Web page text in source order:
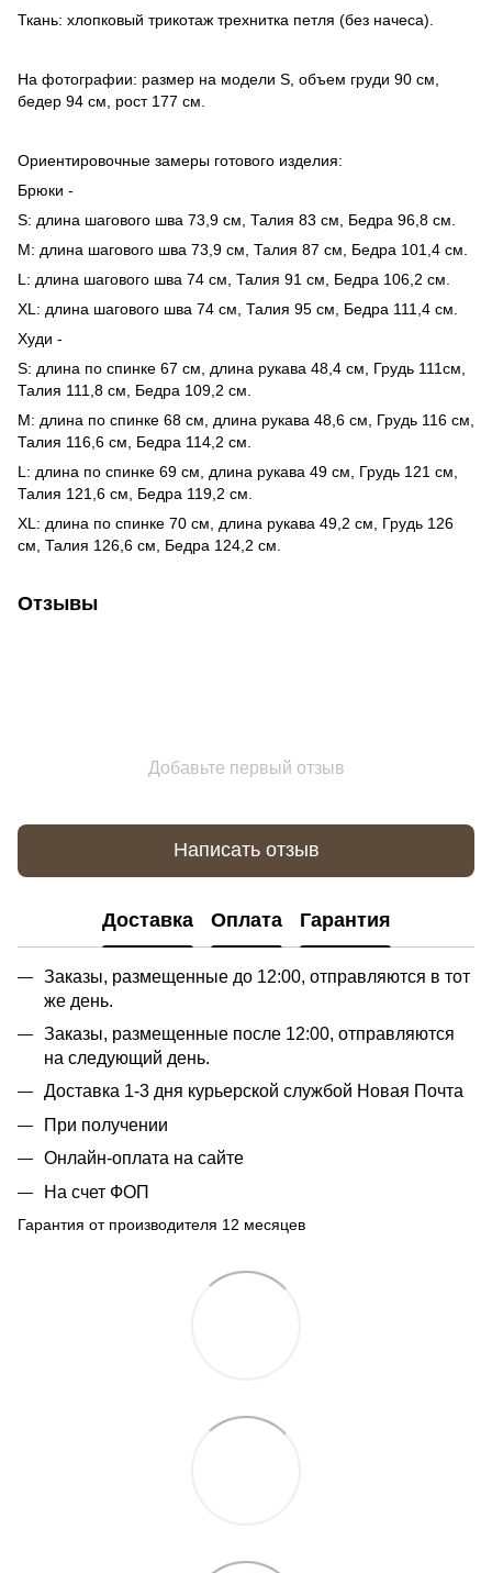
Ткань: хлопковый трикотаж трехнитка петля (без начеса).
На фотографии: размер на модели S, объем груди 90 см,
бедер 94 см, рост 177 см.
Ориентировочные замеры готового изделия:
Брюки -
S: длина шагового шва 73,9 см, Талия 83 см, Бедра 96,8 см.
M: длина шагового шва 73,9 см, Талия 87 см, Бедра 101,4 см.
L: длина шагового шва 74 см, Талия 91 см, Бедра 106,2 см.
XL: длина шагового шва 74 см, Талия 95 см, Бедра 111,4 см.
Худи -
S: длина по спинке 67 см, длина рукава 48,4 см, Грудь 111см,
Талия 111,8 см, Бедра 109,2 см.
M: длина по спинке 68 см, длина рукава 48,6 см, Грудь 116 см,
Талия 116,6 см, Бедра 114,2 см.
L: длина по спинке 69 см, длина рукава 49 см, Грудь 121 см,
Талия 121,6 см, Бедра 119,2 см.
XL: длина по спинке 70 см, длина рукава 49,2 см, Грудь 126
см, Талия 126,6 см, Бедра 124,2 см.
Отзывы
Добавьте первый отзыв
Написать отзыв
Доставка Оплата Гарантия
Заказы, размещенные до 12:00, отправляются в тот
же день.
Заказы, размещенные после 12:00, отправляются
на следующий день.
Доставка 1-3 дня курьерской службой Новая Почта
При получении
Онлайн-оплата на сайте
На счет ФОП
Гарантия от производителя 12 месяцев